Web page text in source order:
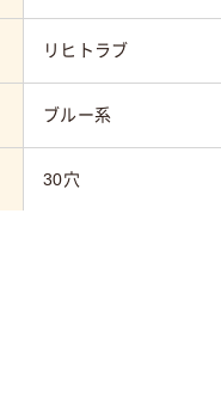
リヒトラブ
ブルー系
30穴